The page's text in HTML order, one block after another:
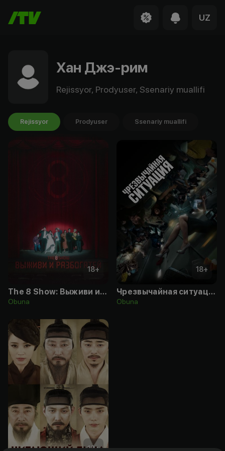
UZ
Хан Джэ-рим
Rejissyor, Prodyuser, Ssenariy muallifi
Rejissyor Prodyuser Ssenariy muallifi
18+
The 8 Show: Выживи и разбогатей
Obuna
18+
Чрезвычайная ситуация
Obuna
18+